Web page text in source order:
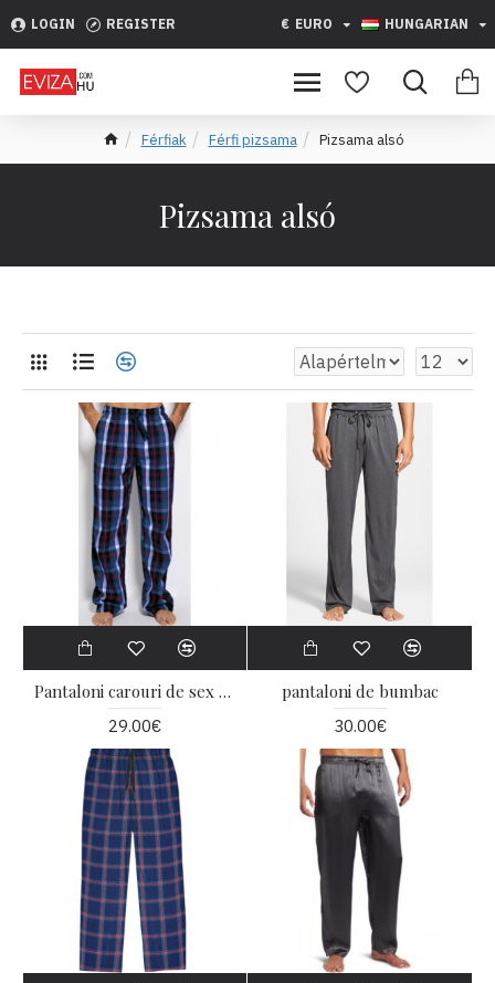
LOGIN REGISTER € EURO HUNGARIAN
Férfiak Férfi pizsama Pizsama alsó
Pizsama alsó
Pantaloni carouri de sex masculin
29.00€
pantaloni de bumbac
30.00€